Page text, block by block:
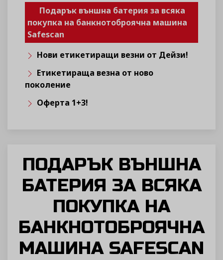
Подарък външна батерия за всяка
покупка на банкнотоброячна машина
Safescan
Нови етикетиращи везни от Дейзи!
Етикетираща везна от ново
поколение
Оферта 1+3!
ПОДАРЪК ВЪНШНА
БАТЕРИЯ ЗА ВСЯКА
ПОКУПКА НА
БАНКНОТОБРОЯЧНА
МАШИНА SAFESCAN